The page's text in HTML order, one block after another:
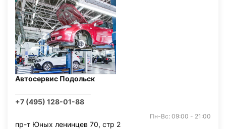
Автосервис Подольск
+7 (495) 128-01-88
Пн-Вс: 09:00 - 21:00
пр-т Юных ленинцев 70, стр 2